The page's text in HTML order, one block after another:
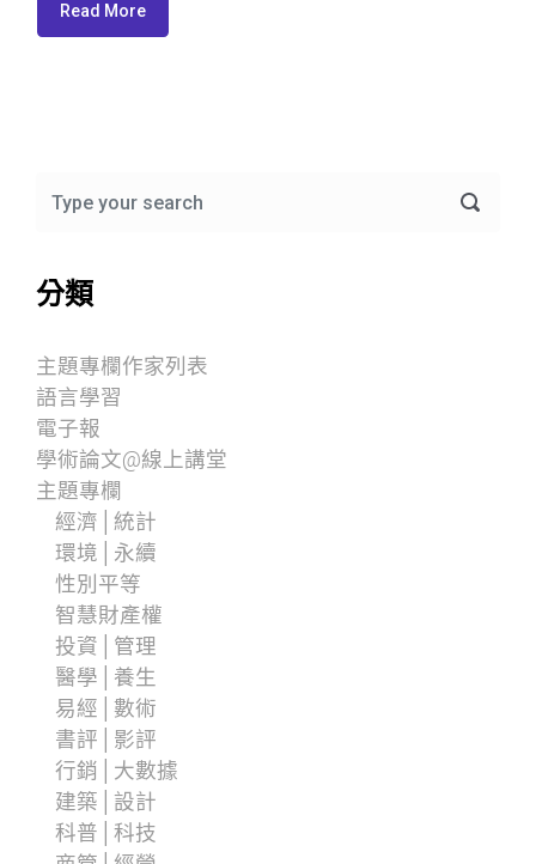
Read More
分類
主題專欄作家列表
語言學習
電子報
學術論文@線上講堂
主題專欄
經濟│統計
環境│永續
性別平等
智慧財產權
投資│管理
醫學│養生
易經│數術
書評│影評
行銷│大數據
建築│設計
科普│科技